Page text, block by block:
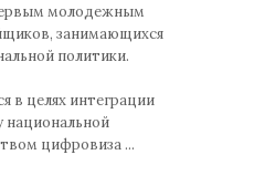
молодежным
занимающихся
политики.
в целях интеграции
цифровиза ...